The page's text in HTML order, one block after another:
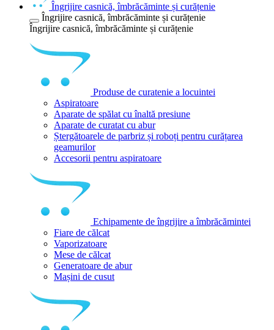
Îngrijire casnică, îmbrăcăminte și curățenie
Îngrijire casnică, îmbrăcăminte și curățenie
Îngrijire casnică, îmbrăcăminte și curățenie
Produse de curatenie a locuintei
Aspiratoare
Aparate de spălat cu înaltă presiune
Aparate de curatat cu abur
Ștergătoarele de parbriz și roboți pentru curățarea
geamurilor
Accesorii pentru aspiratoare
Echipamente de îngrijire a îmbrăcămintei
Fiare de călcat
Vaporizatoare
Mese de călcat
Generatoare de abur
Mașini de cusut